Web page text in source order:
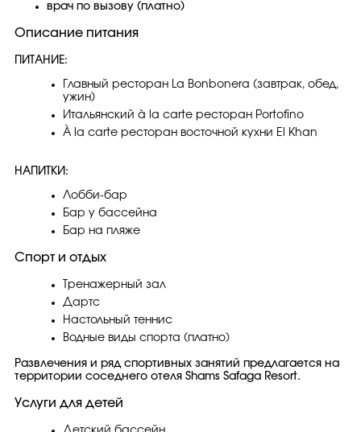
врач по вызову (платно)
Описание питания
ПИТАНИЕ:
Главный ресторан La Bonbonera (завтрак, обед,
ужин)
Итальянский à la carte ресторан Portofino
À la carte ресторан восточной кухни El Khan
НАПИТКИ:
Лобби-бар
Бар у бассейна
Бар на пляже
Спорт и отдых
Тренажерный зал
Дартс
Настольный теннис
Водные виды спорта (платно)
Развлечения и ряд спортивных занятий предлагается на
территории соседнего отеля Shams Safaga Resort.
Услуги для детей